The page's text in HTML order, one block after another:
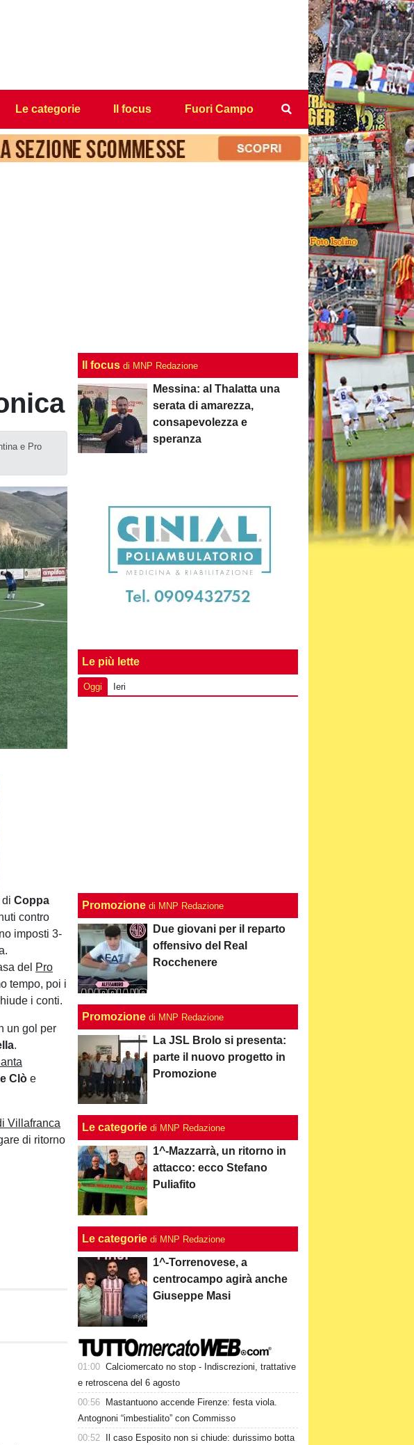
Le categorie Il focus Fuori Campo
e Pro
diCoppa
contro
imposti 3-
del Pro
tempo, poi i
i conti.
un gol per
.
Clòe
Villafranca
di ritorno
Il focus di MNP Redazione
Messina: al Thalatta una
serata di amarezza,
consapevolezza e
speranza
Le più lette
Oggi Ieri
Promozione di MNP Redazione
Due giovani per il reparto
offensivo del Real
Rocchenere
Promozione di MNP Redazione
La JSL Brolo si presenta:
parte il nuovo progetto in
Promozione
Le categorie di MNP Redazione
1^-Mazzarrà, un ritorno in
attacco: ecco Stefano
Puliafito
Le categorie di MNP Redazione
1^-Torrenovese, a
centrocampo agirà anche
Giuseppe Masi
01:00 Calciomercato no stop - Indiscrezioni, trattative
e retroscena del 6 agosto
00:56
Mastantuono accende Firenze: festa viola.
Antognoni “imbestialito” con Commisso
00:52
Il caso Esposito non si chiude: durissimo botta